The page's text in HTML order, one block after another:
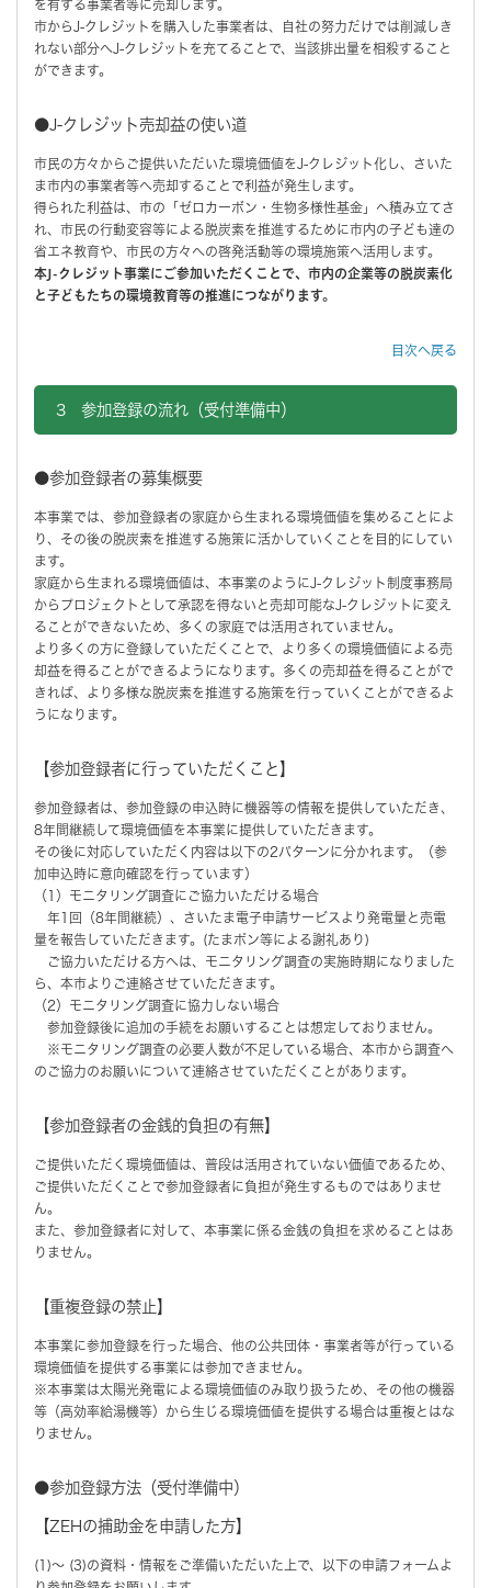
を有する事業者等に売却します。
市からJ-クレジットを購入した事業者は、自社の努力だけでは削減しき
れない部分へJ-クレジットを充てることで、当該排出量を相殺すること
ができます。
●J-クレジット売却益の使い道
市民の方々からご提供いただいた環境価値をJ-クレジット化し、さいた
ま市内の事業者等へ売却することで利益が発生します。
得られた利益は、市の「ゼロカーボン・生物多様性基金」へ積み立てさ
れ、市民の行動変容等による脱炭素を推進するために市内の子ども達の
省エネ教育や、市民の方々への啓発活動等の環境施策へ活用します。
本J-クレジット事業にご参加いただくことで、市内の企業等の脱炭素化
と子どもたちの環境教育等の推進につながります。
目次へ戻る
3 参加登録の流れ（受付準備中）
●参加登録者の募集概要
本事業では、参加登録者の家庭から生まれる環境価値を集めることによ
り、その後の脱炭素を推進する施策に活かしていくことを目的にしてい
ます。
家庭から生まれる環境価値は、本事業のようにJ-クレジット制度事務局
からプロジェクトとして承認を得ないと売却可能なJ-クレジットに変え
ることができないため、多くの家庭では活用されていません。
より多くの方に登録していただくことで、より多くの環境価値による売
却益を得ることができるようになります。多くの売却益を得ることがで
きれば、より多様な脱炭素を推進する施策を行っていくことができるよ
うになります。
【参加登録者に行っていただくこと】
参加登録者は、参加登録の申込時に機器等の情報を提供していただき、
8年間継続して環境価値を本事業に提供していただきます。
その後に対応していただく内容は以下の2パターンに分かれます。（参
加申込時に意向確認を行っています）
（1）モニタリング調査にご協力いただける場合
年1回（8年間継続）、さいたま電子申請サービスより発電量と売電
量を報告していただきます。(たまポン等による謝礼あり)
ご協力いただける方へは、モニタリング調査の実施時期になりました
ら、本市よりご連絡させていただきます。
（2）モニタリング調査に協力しない場合
参加登録後に追加の手続をお願いすることは想定しておりません。
※モニタリング調査の必要人数が不足している場合、本市から調査へ
のご協力のお願いについて連絡させていただくことがあります。
【参加登録者の金銭的負担の有無】
ご提供いただく環境価値は、普段は活用されていない価値であるため、
ご提供いただくことで参加登録者に負担が発生するものではありませ
ん。
また、参加登録者に対して、本事業に係る金銭の負担を求めることはあ
りません。
【重複登録の禁止】
本事業に参加登録を行った場合、他の公共団体・事業者等が行っている
環境価値を提供する事業には参加できません。
※本事業は太陽光発電による環境価値のみ取り扱うため、その他の機器
等（高効率給湯機等）から生じる環境価値を提供する場合は重複とはな
りません。
●参加登録方法（受付準備中）
【ZEHの捕助金を申請した方】
(1)～ (3)の資料・情報をご準備いただいた上で、以下の申請フォームよ